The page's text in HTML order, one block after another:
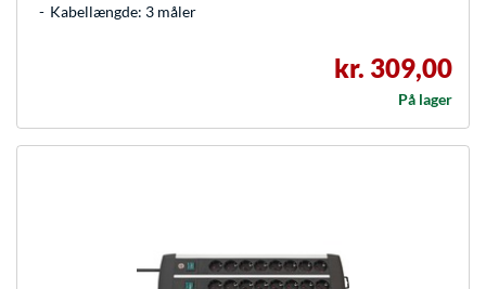
Kabellængde: 3 måler
kr. 309,00
På lager